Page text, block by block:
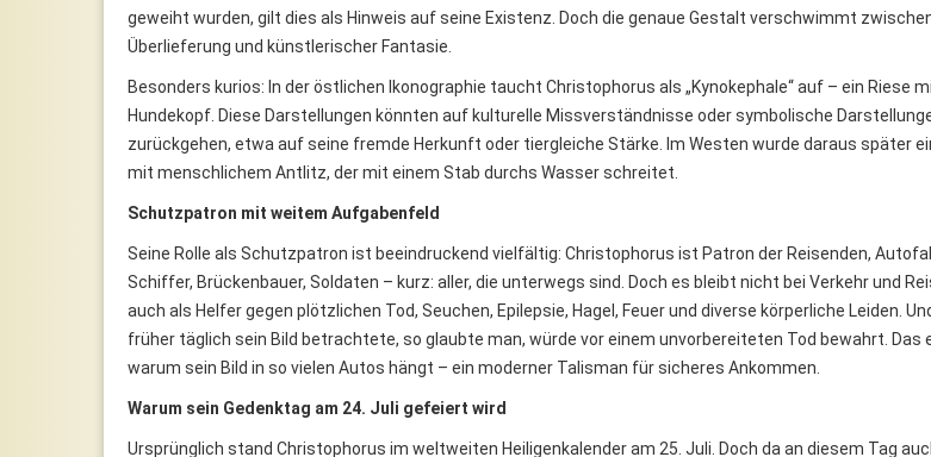
geweiht wurden, gilt dies als Hinweis auf seine Existenz. Doch die genaue Gestalt verschwimmt
Überlieferung und künstlerischer Fantasie.
Besonders kurios: In der östlichen Ikonographie taucht Christophorus als „Kynokephale“ auf – ein Riese
Hundekopf. Diese Darstellungen könnten auf kulturelle Missverständnisse oder symbolische
zurückgehen, etwa auf seine fremde Herkunft oder tiergleiche Stärke. Im Westen wurde daraus später
mit menschlichem Antlitz, der mit einem Stab durchs Wasser schreitet.
Schutzpatron mit weitem Aufgabenfeld
Seine Rolle als Schutzpatron ist beeindruckend vielfältig: Christophorus ist Patron der Reisenden,
Schiffer, Brückenbauer, Soldaten – kurz: aller, die unterwegs sind. Doch es bleibt nicht bei Verkehr und
auch als Helfer gegen plötzlichen Tod, Seuchen, Epilepsie, Hagel, Feuer und diverse körperliche Leiden.
früher täglich sein Bild betrachtete, so glaubte man, würde vor einem unvorbereiteten Tod bewahrt. Das
warum sein Bild in so vielen Autos hängt – ein moderner Talisman für sicheres Ankommen.
Warum sein Gedenktag am 24. Juli gefeiert wird
Ursprünglich stand Christophorus im weltweiten Heiligenkalender am 25. Juli. Doch da an diesem Tag